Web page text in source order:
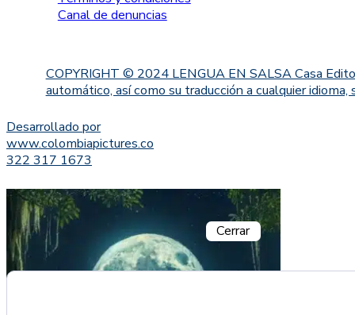
Canal de denuncias
COPYRIGHT © 2024 LENGUA EN SALSA Casa
automático, así como su traducción a cualquier
Desarrollado por
www.colombiapictures.co
322 317 1673
Cerrar